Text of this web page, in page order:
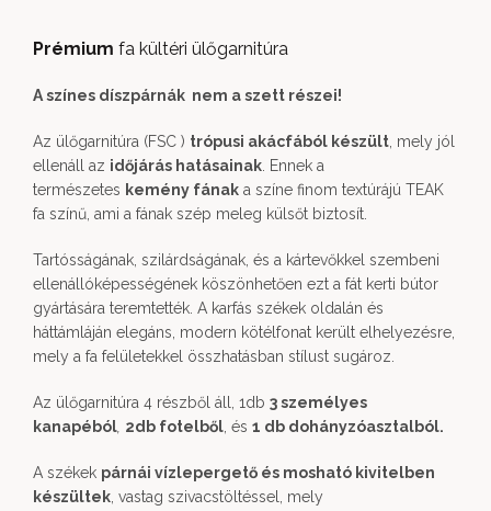
Prémium fa kültéri ülőgarnitúra
A színes díszpárnák nem a szett részei!
Az ülőgarnitúra (FSC ) trópusi akácfából készült , mely jól
ellenáll az időjárás hatásainak . Ennek a
természetes kemény fának a színe finom textúrájú TEAK
fa színű, ami a fának szép meleg külsőt biztosít.
Tartósságának, szilárdságának, és a kártevőkkel szembeni
ellenállóképességének köszönhetően ezt a fát kerti bútor
gyártására teremtették. A karfás székek oldalán és
háttámláján elegáns, modern kötélfonat került elhelyezésre,
mely a fa felületekkel összhatásban stílust sugároz.
Az ülőgarnitúra 4 részből áll, 1db 3 személyes
kanapéból 2db fotelből , és 1 db dohányzóasztalból.
A székek párnái vízlepergető és mosható kivitelben
készültek , vastag szivacstöltéssel, mely